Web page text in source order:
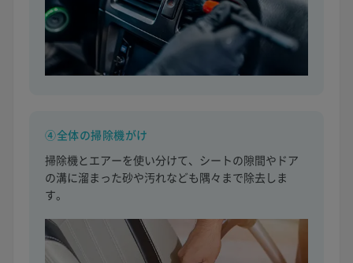
④全体の掃除機がけ
掃除機とエアーを使い分けて、シートの隙間やドア
の溝に溜まった砂や汚れなども隅々まで除去しま
す。